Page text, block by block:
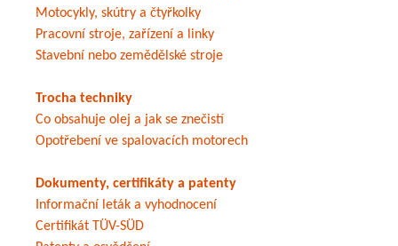
Motocykly, skútry a čtyřkolky
Pracovní stroje, zařízení a linky
Stavební nebo zemědělské stroje
Trocha techniky
Co obsahuje olej a jak se znečistí
Opotřebení ve spalovacích motorech
Dokumenty, certifikáty a patenty
Informační leták a vyhodnocení
Certifikát TÜV-SÜD